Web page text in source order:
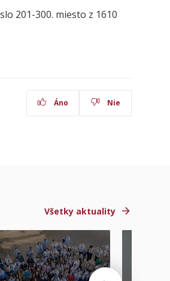
201-300. miesto z 1610
Áno Nie
Všetky aktuality